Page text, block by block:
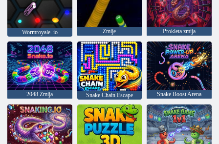
Wormroyale. io Zmije Prokleta zmija
2048 Zmija Snake Chain Escape Snake Boost Arena